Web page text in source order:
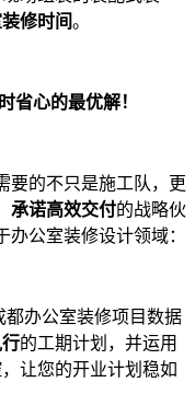
修时间。
省心的最优解！
要的不只是施工队，更
承诺高效交付的战略伙
公室装修设计领域：
都办公室装修项目数据
的工期计划，并运用
让您的开业计划稳如